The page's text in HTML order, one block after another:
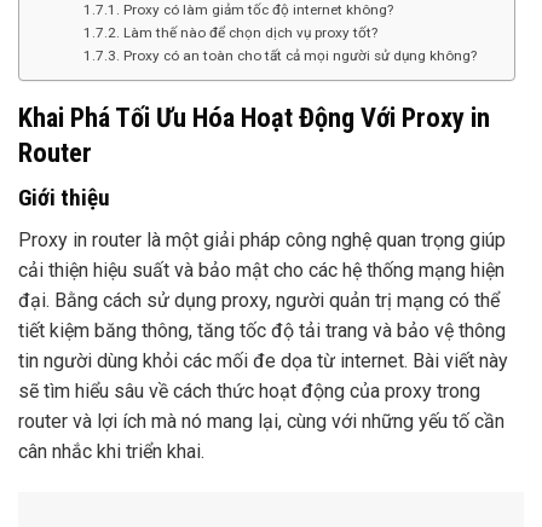
Proxy có làm giảm tốc độ internet không?
Làm thế nào để chọn dịch vụ proxy tốt?
Proxy có an toàn cho tất cả mọi người sử dụng không?
Khai Phá Tối Ưu Hóa Hoạt Động Với Proxy in
Router
Giới thiệu
Proxy in router là một giải pháp công nghệ quan trọng giúp
cải thiện hiệu suất và bảo mật cho các hệ thống mạng hiện
đại. Bằng cách sử dụng proxy, người quản trị mạng có thể
tiết kiệm băng thông, tăng tốc độ tải trang và bảo vệ thông
tin người dùng khỏi các mối đe dọa từ internet. Bài viết này
sẽ tìm hiểu sâu về cách thức hoạt động của proxy trong
router và lợi ích mà nó mang lại, cùng với những yếu tố cần
cân nhắc khi triển khai.